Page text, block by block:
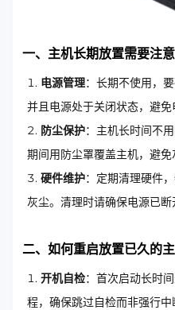
一、主机长期放置需要注
电源管理：长期不使用，
并且电源处于关闭状态，避免
防尘保护：主机长时间不
期间用防尘罩覆盖主机，避免
硬件维护：定期清理硬件
灰尘。清理时请确保电源已断
二、如何重启放置已久的主
开机自检：首次启动长时
程，确保跳过自检而非强行中